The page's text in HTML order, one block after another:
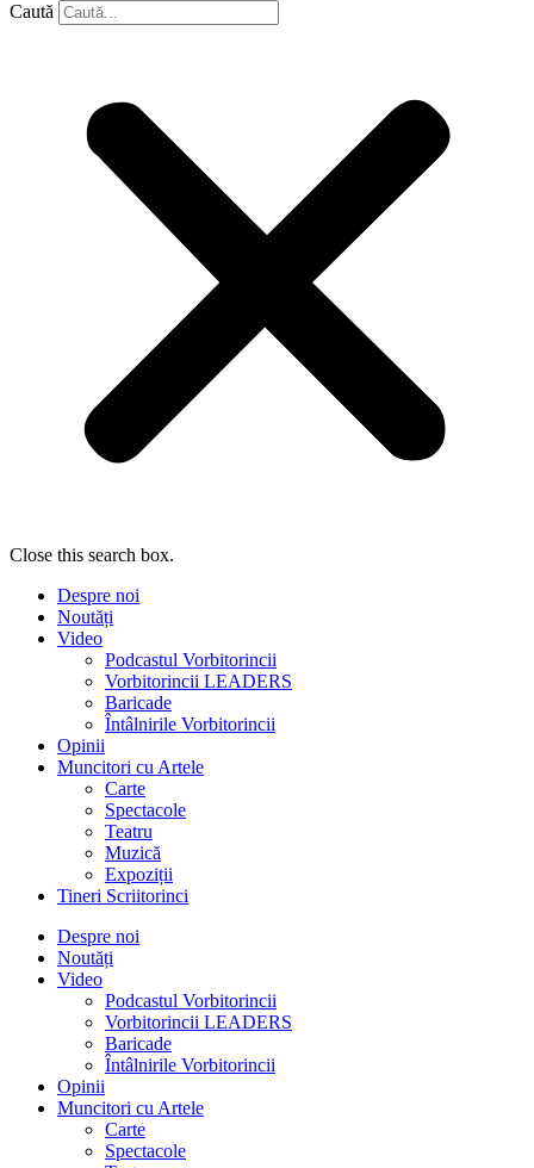
Caută
Close this search box.
Despre noi
Noutăți
Video
Podcastul Vorbitorincii
Vorbitorincii LEADERS
Baricade
Întâlnirile Vorbitorincii
Opinii
Muncitori cu Artele
Carte
Spectacole
Teatru
Muzică
Expoziții
Tineri Scriitorinci
Despre noi
Noutăți
Video
Podcastul Vorbitorincii
Vorbitorincii LEADERS
Baricade
Întâlnirile Vorbitorincii
Opinii
Muncitori cu Artele
Carte
Spectacole